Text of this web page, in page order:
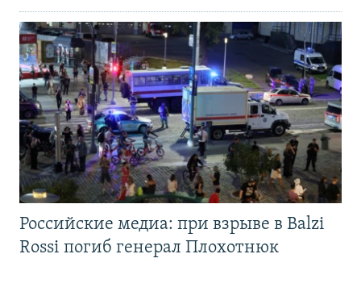
Российские медиа: при взрыве в Balzi
Rossi погиб генерал Плохотнюк